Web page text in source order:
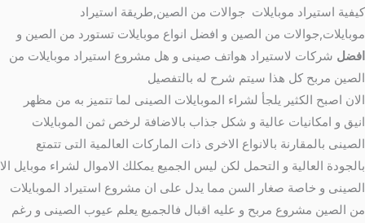
كيفية استيراد موبايلات جوالات من الصين,طريقة استيراد
موبايلات,جوالات من الصين و افضل انواع موبايلات تستورد من الصين و
افضل شركات لاستيراد هواتف صينى و هل مشروع استيراد موبايلات من
الصين مربح كل هذا سيتم شرح له بالتفصيل
الان اصبح الكثير يلجأ لشراء الموبايلات الصينى لما تتميز به من مظهر
انيق و امكانيات عالية و شكل جذاب بالاضافة لرخص ثمن الموبايلات
الصينى بالمقارنة بالانواع الاخرى ذات الماركات العالمية التى تتمتع
بالجودة العالية و التحمل لكن ليس الجميع يمكلك الاموال لشراء موبايل الا
الصينى و خاصة صغار السن مما يدل على ان مشروع استيراد الموبايلات
من الصين مشروع مربح و عليه اقبال فالجميع يعلم عيوب الصينى و رغم